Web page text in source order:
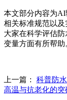
本文部分内容为
相关标准规范以
大家在科学评估
变量方面有所帮助
上一篇： 科普防
高温与抗老化的突